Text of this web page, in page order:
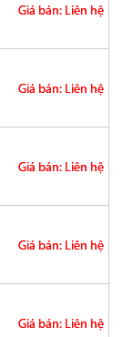
Giá bán: Liên hệ
Giá bán: Liên hệ
Giá bán: Liên hệ
Giá bán: Liên hệ
Giá bán: Liên hệ